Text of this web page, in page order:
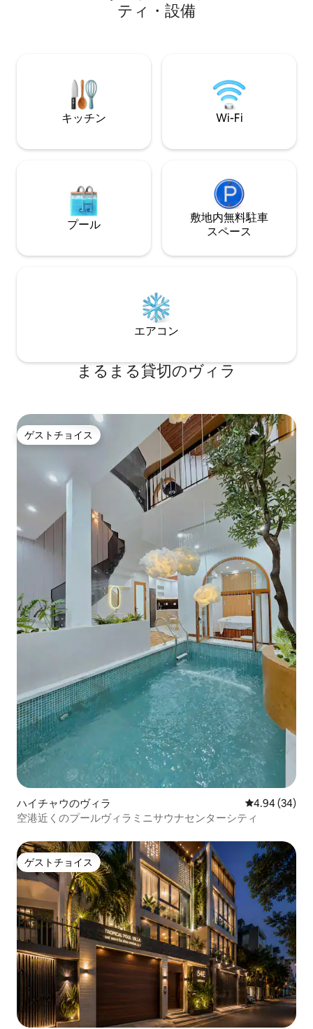
licensed, listed on Airbnb, and trusted by
many domestic and international guests.
ります。各寝室に
バーベキュー、ま
（リクエストに応
応じて自転車また
ティ・設備
キッチン Wi-Fi
プール
敷地内無料駐⁠車
ス⁠ペ⁠ー⁠ス
エアコン
まるまる貸切のヴィラ
ゲストチョイス
ゲストチョイス
ハイチャウのヴィラ レビュー34
4.94 (34)
空港近くのプールヴィラミニサウナセンターシティ
ゲストチョイス
ゲストチョイス